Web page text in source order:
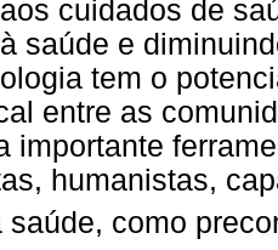
cuidados de
saúde e
tem o
entre as
importante
humanistas,
saúde, como